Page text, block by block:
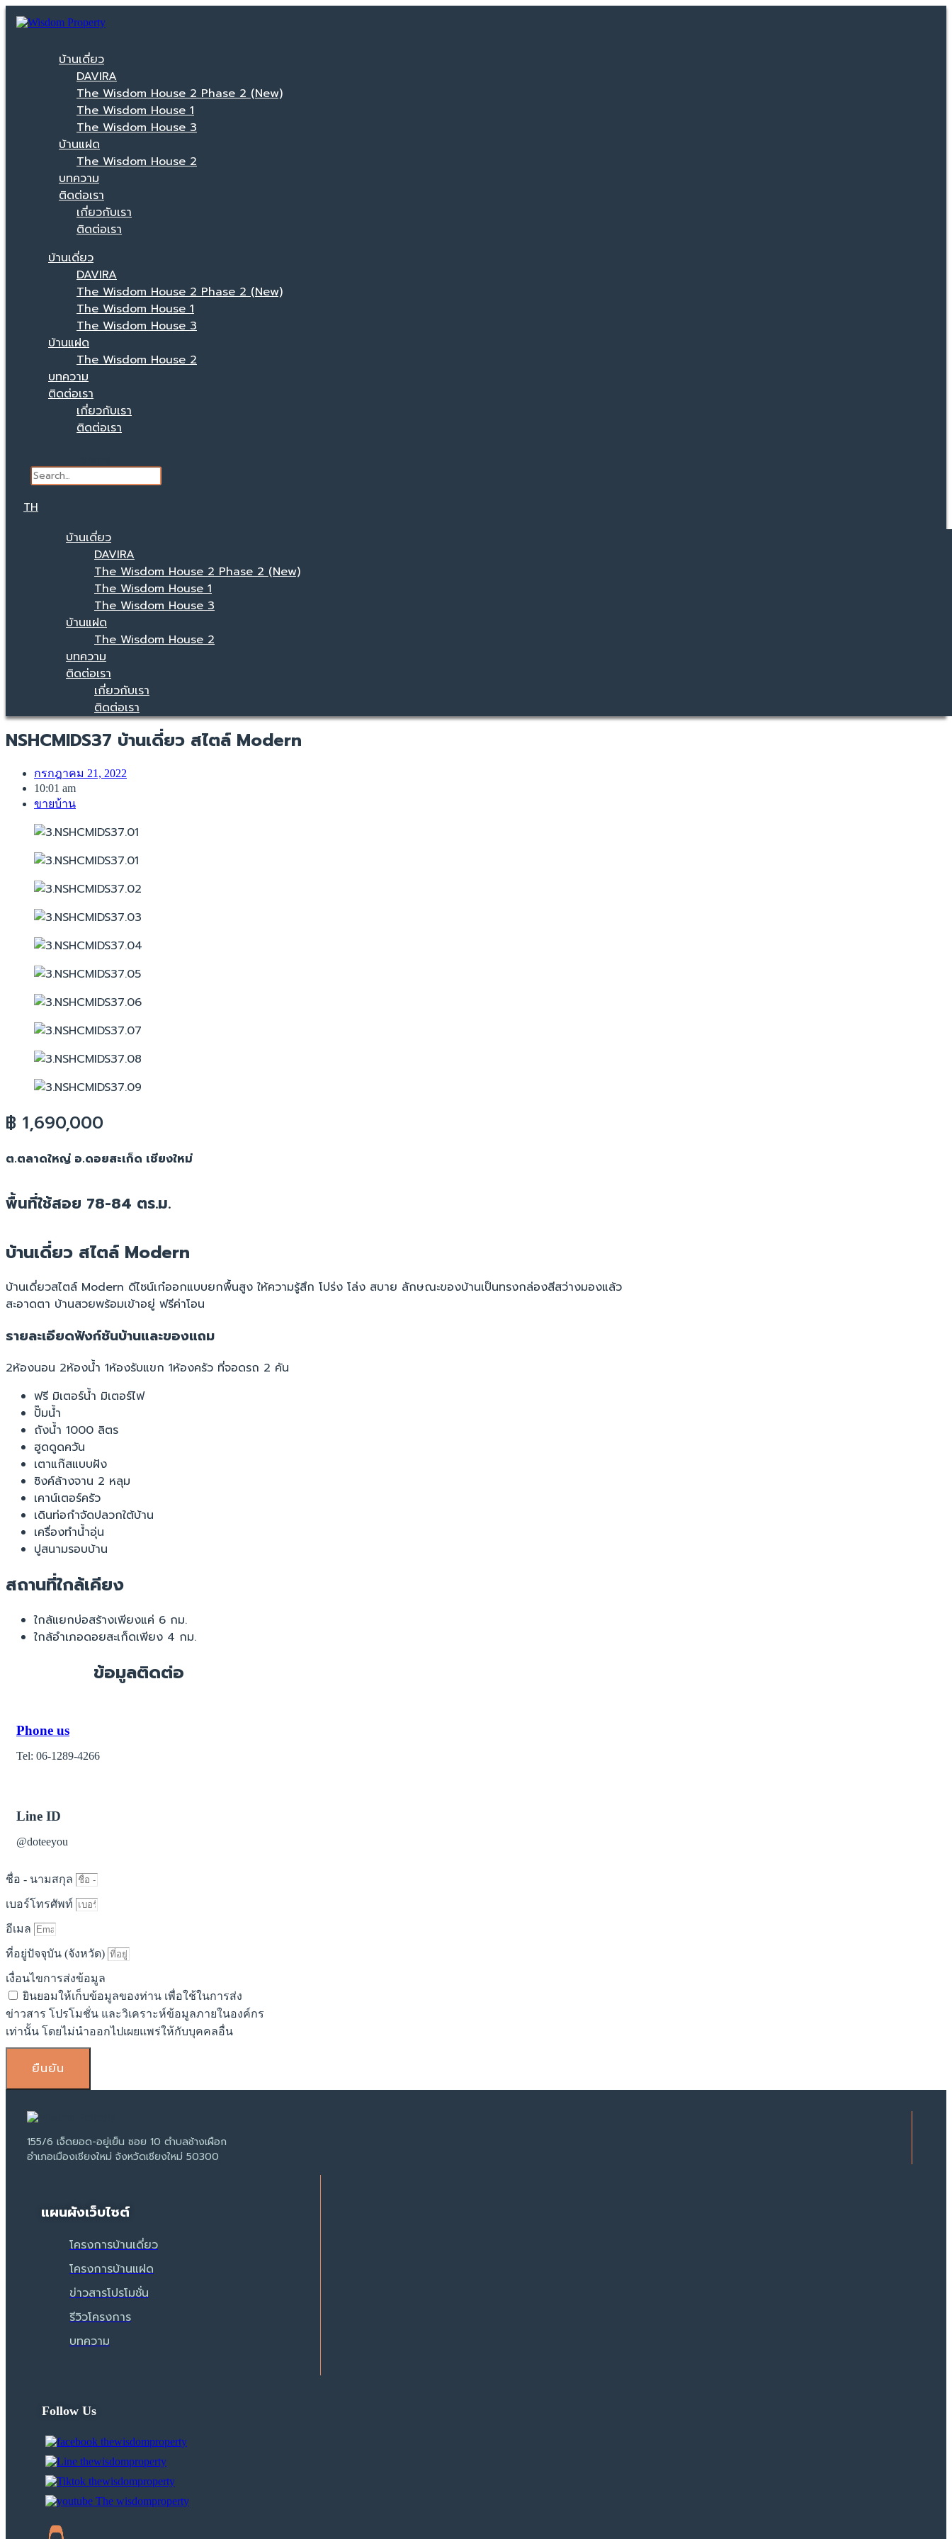
บ้านเดี่ยว
DAVIRA
The Wisdom House 2 Phase 2 (New)
The Wisdom House 1
The Wisdom House 3
บ้านแฝด
The Wisdom House 2
บทความ
ติดต่อเรา
เกี่ยวกับเรา
ติดต่อเรา
บ้านเดี่ยว
DAVIRA
The Wisdom House 2 Phase 2 (New)
The Wisdom House 1
The Wisdom House 3
บ้านแฝด
The Wisdom House 2
บทความ
ติดต่อเรา
เกี่ยวกับเรา
ติดต่อเรา
TH
บ้านเดี่ยว
DAVIRA
The Wisdom House 2 Phase 2 (New)
The Wisdom House 1
The Wisdom House 3
บ้านแฝด
The Wisdom House 2
บทความ
ติดต่อเรา
เกี่ยวกับเรา
ติดต่อเรา
NSHCMIDS37 บ้านเดี่ยว สไตล์ Modern
กรกฎาคม 21, 2022
10:01 am
ขายบ้าน
฿ 1,690,000
ต.ตลาดใหญ่ อ.ดอยสะเก็ด เชียงใหม่
พื้นที่ใช้สอย 78-84 ตร.ม.
บ้านเดี่ยว สไตล์ Modern
บ้านเดี่ยวสไตล์ Modern ดีไซน์เก๋ออกแบบยกพื้นสูง ให้ความรู้สึก โปร่ง โล่ง สบาย ลักษณะของบ้านเป็นทรงกล่องสีสว่างมองแล้ว
สะอาดตา บ้านสวยพร้อมเข้าอยู่ ฟรีค่าโอน
รายละเอียดฟังก์ชันบ้านและของแถม
2ห้องนอน 2ห้องน้ำ 1ห้องรับแขก 1ห้องครัว ที่จอดรถ 2 คัน
ฟรี มิเตอร์น้ำ มิเตอร์ไฟ
ปั๊มน้ำ
ถังน้ำ 1000 ลิตร
ฮูดดูดควัน
เตาแก๊สแบบฝัง
ซิงค์ล้างจาน 2 หลุม
เคาน์เตอร์ครัว
เดินท่อกำจัดปลวกใต้บ้าน
เครื่องทำน้ำอุ่น
ปูสนามรอบบ้าน
สถานที่ใกล้เคียง
ใกล้แยกบ่อสร้างเพียงแค่ 6 กม.
ใกล้อำเภอดอยสะเก็ดเพียง 4 กม.
ข้อมูลติดต่อ
Phone us
Tel: 06-1289-4266
Line ID
@doteeyou
ชื่อ - นามสกุล
เบอร์โทรศัพท์
อีเมล
ที่อยู่ปัจจุบัน (จังหวัด)
เงื่อนไขการส่งข้อมูล
ยินยอมให้เก็บข้อมูลของท่าน เพื่อใช้ในการส่ง
ข่าวสาร โปรโมชั่น และวิเคราะห์ข้อมูลภายในองค์กร
เท่านั้น โดยไม่นำออกไปเผยแพร่ให้กับบุคคลอื่น
ยืนยัน
155/6 เจ็ดยอด-อยู่เย็น ซอย 10 ตำบลช้างเผือก
อำเภอเมืองเชียงใหม่ จังหวัดเชียงใหม่ 50300
แผนผังเว็บไซต์
โครงการบ้านเดี่ยว
โครงการบ้านแฝด
ข่าวสารโปรโมชั่น
รีวิวโครงการ
บทความ
Follow Us